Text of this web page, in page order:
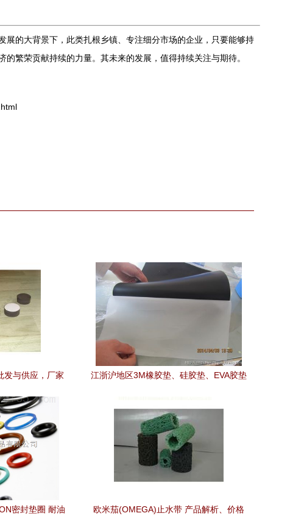
的大背景下，此类扎根乡镇、专注细分市场的企业，只要能够持
繁荣贡献持续的力量。其未来的发展，值得持续关注与期待。
发与供应，厂家
江浙沪地区3M橡胶垫、硅胶垫、EVA胶垫
密封垫圈 耐油
欧米茄(OMEGA)止水带 产品解析、价格